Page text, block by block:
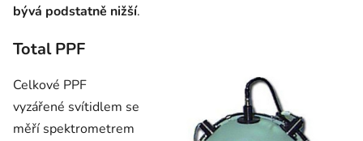
bývá podstatně nižší.
Total PPF
Celkové PPF
vyzářené svítidlem se
měří spektrometrem